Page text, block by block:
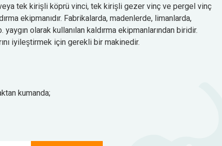
tek kirişli köprü vinci, tek kirişli gezer vinç ve pergel vinç
ekipmanıdır. Fabrikalarda, madenlerde, limanlarda,
olarak kullanılan kaldırma ekipmanlarından biridir.
iyileştirmek için gerekli bir makinedir.
kumanda;